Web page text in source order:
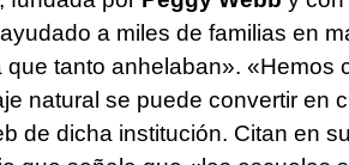
a miles de familias en
que tanto anhelaban». «Hemos
natural se puede convertir en
de dicha institución. Citan en